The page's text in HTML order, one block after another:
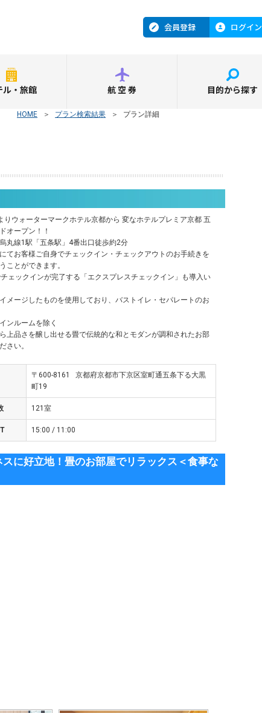
会員登録 ログイン
ル・旅館 航空券 目的から探す
HOME ＞ プラン検索結果 ＞ プラン詳細
りウォーターマークホテル京都から 変なホテルプレミア京都 五
オープン！！
丸線1駅「五条駅」4番出口徒歩約2分
てお客様ご自身でチェックイン・チェックアウトのお手続きを
ことができます。
ェックインが完了する「エクスプレスチェックイン」も導入い
メージしたものを使用しており、バストイレ・セパレートのお
ンルームを除く
上品さを醸し出せる畳で伝統的な和とモダンが調和されたお部
さい。
〒600-8161 京都府京都市下京区室町通五条下る大黒
町19
121室
15:00 / 11:00
に好立地！畳のお部屋でリラックス＜食事な